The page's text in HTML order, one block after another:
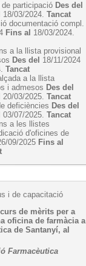
de participació Des del
18/03/2024. Tancat
documentació compl.
Fins al 18/03/2024.
a la llista provisional
Des del 18/11/2024
Tancat
a la llista
i admesos Des del
20/03/2025. Tancat
deficiències Des del
03/07/2025. Tancat
a les llistes
d'oficines de
09/2025 Fins al
i de capacitació
de mèrits per a
oficina de farmàcia a
de Santanyí, al
Farmacèutica